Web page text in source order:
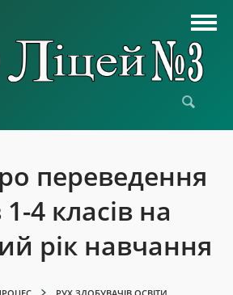
переведення
1-4 класів на
рік навчання